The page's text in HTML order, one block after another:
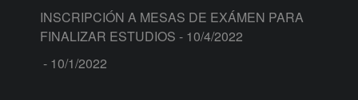
INSCRIPCIÓN A MESAS DE EXÁMEN PARA
FINALIZAR ESTUDIOS - 10/4/2022
- 10/1/2022